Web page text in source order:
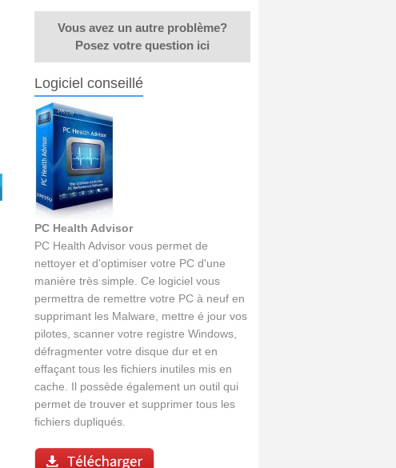
Vous avez un autre problème?
Posez votre question ici
Logiciel conseillé
PC Health Advisor
PC Health Advisor vous permet de
nettoyer et d'optimiser votre PC d'une
manière très simple. Ce logiciel vous
permettra de remettre votre PC à neuf en
supprimant les Malware, mettre é jour vos
pilotes, scanner votre registre Windows,
défragmenter votre disque dur et en
effaçant tous les fichiers inutiles mis en
cache. Il possède également un outil qui
permet de trouver et supprimer tous les
fichiers dupliqués.